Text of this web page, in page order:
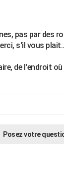
pas par des
s'il vous
de l'endroit
Posez votre